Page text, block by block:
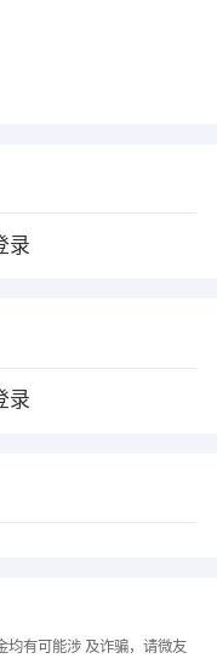
录
录
均有可能涉 及诈骗，请微友